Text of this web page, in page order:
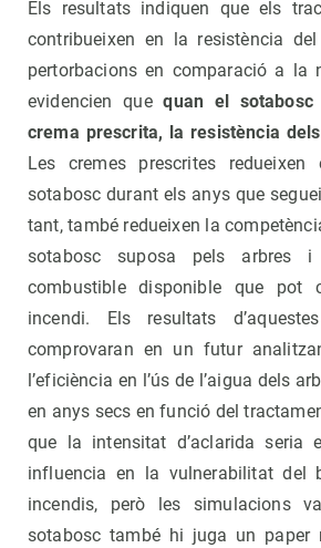
Els resultats indiquen que els
contribueixen en la resistència
pertorbacions en comparació a la
evidencien quequan el sotabosc
crema prescrita, la resistència
Les cremes prescrites redueixen
sotabosc durant els anys que
tant, també redueixen la
sotabosc suposa pels arbres
combustible disponible que pot
incendi. Els resultats
comprovaran en un futur
l’eficiència en l’ús de l’aigua dels
en anys secs en funció del
que la intensitat d’aclarida seria
influencia en la vulnerabilitat del
incendis, però les simulacions
sotabosc també hi juga un paper